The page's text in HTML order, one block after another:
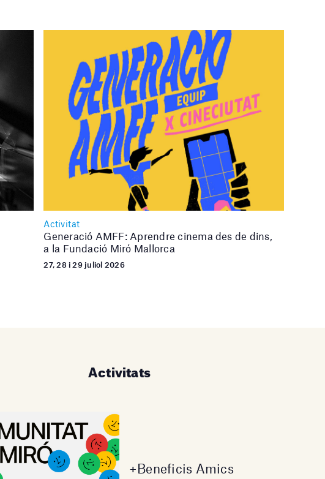
Activitat
Generació AMFF: Aprendre cinema des de dins,
a la Fundació Miró Mallorca
27, 28 i 29 juliol 2026
Activitats
+Beneficis Amics